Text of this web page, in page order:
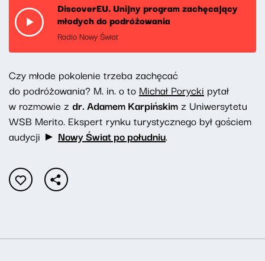
DiscoverEU. Unijny program zachęcający
młodych do podróżowania
Radio Nowy Świat
Czy młode pokolenie trzeba zachęcać
do podróżowania? M. in. o to Michał Porycki pytał
w rozmowie z dr. Adamem Karpińskimz Uniwersytetu
WSB Merito. Ekspert rynku turystycznego był gościem
audycji ► Nowy Świat po południu.